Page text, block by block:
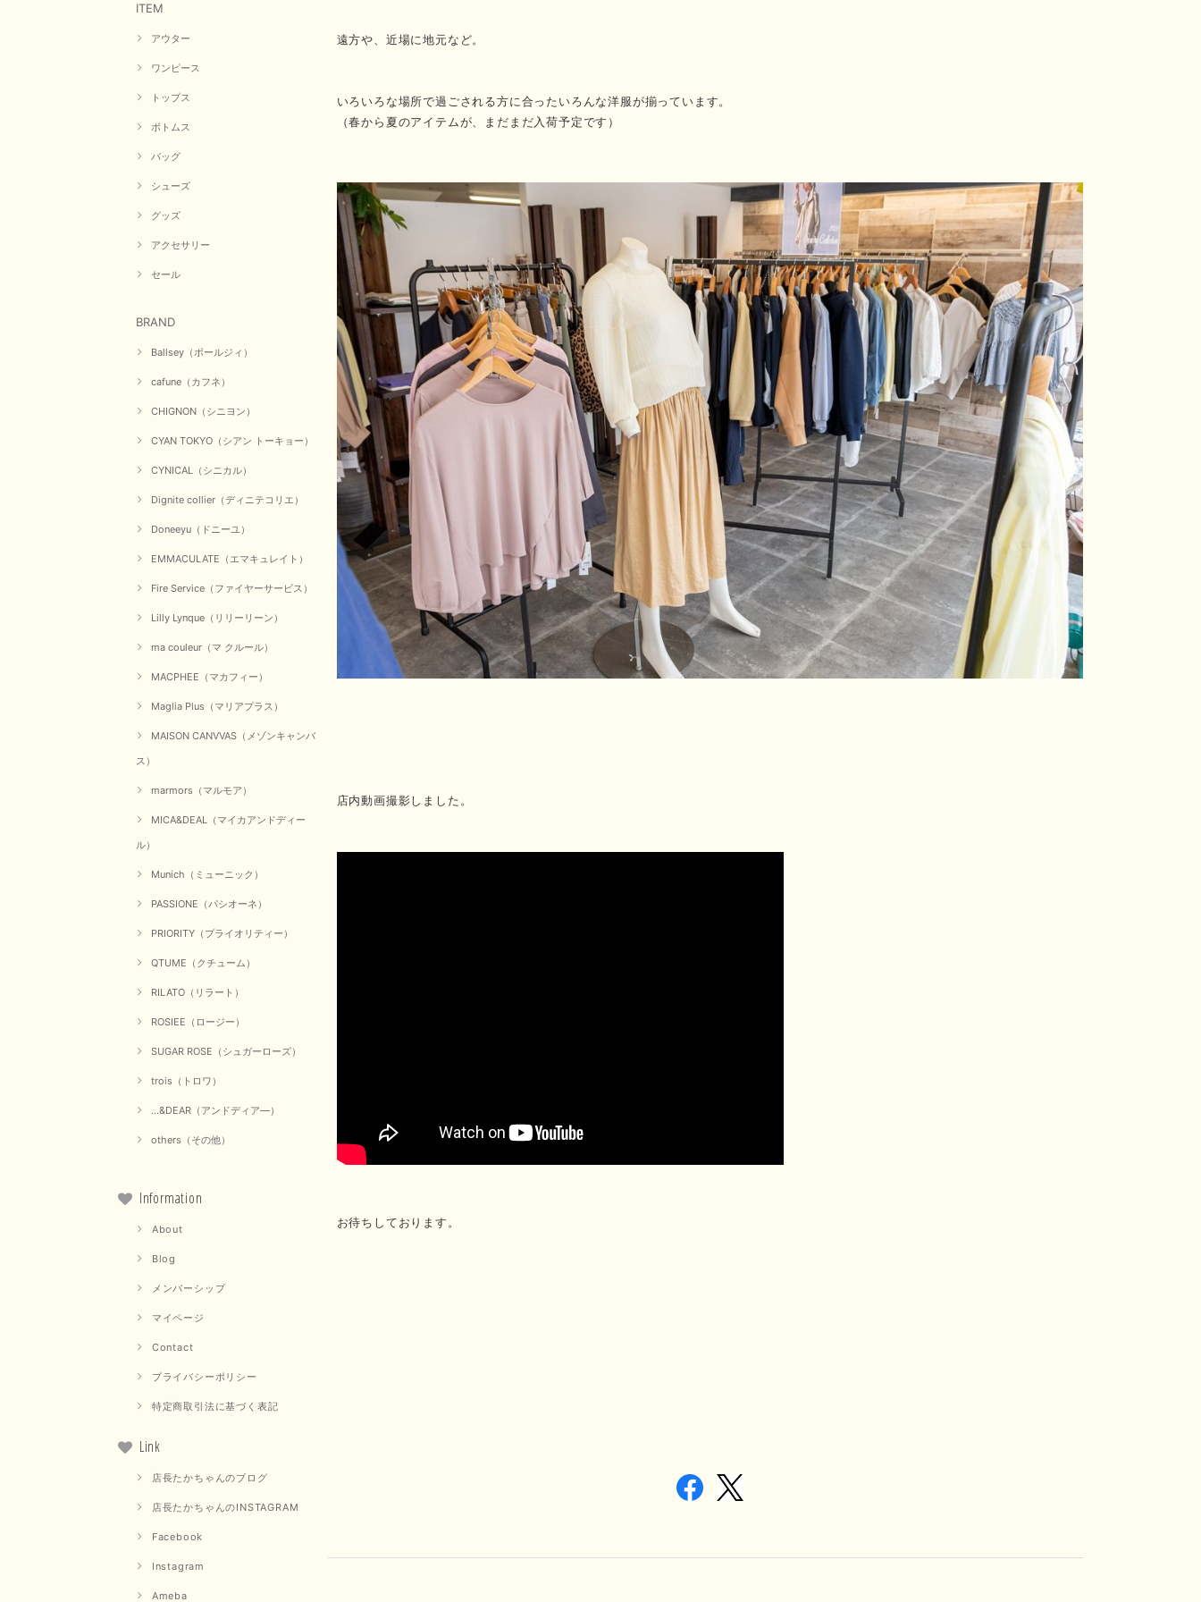
ITEM
アウター
ワンピース
トップス
ボトムス
バッグ
シューズ
グッズ
アクセサリー
セール
BRAND
Ballsey（ボールジィ）
cafune（カフネ）
CHIGNON（シニヨン）
CYAN TOKYO（シアン トーキョー）
CYNICAL（シニカル）
Dignite collier（ディニテコリエ）
Doneeyu（ドニーユ）
EMMACULATE（エマキュレイト）
Fire Service（ファイヤーサービス）
Lilly Lynque（リリーリーン）
ma couleur（マ クルール）
MACPHEE（マカフィー）
Maglia Plus（マリアプラス）
MAISON CANVVAS（メゾンキャンバ
ス）
marmors（マルモア）
MICA&DEAL（マイカアンドディー
ル）
Munich（ミューニック）
PASSIONE（パシオーネ）
PRIORITY（プライオリティー）
QTUME（クチューム）
RILATO（リラート）
ROSIEE（ロージー）
SUGAR ROSE（シュガーローズ）
trois（トロワ）
...&DEAR（アンドディア―）
others（その他）
Information
About
Blog
メンバーシップ
マイページ
Contact
プライバシーポリシー
特定商取引法に基づく表記
Link
店長たかちゃんのブログ
店長たかちゃんのINSTAGRAM
Facebook
Instagram
Ameba
遠方や、近場に地元など。
いろいろな場所で過ごされる方に合ったいろんな洋服が揃っています。
（春から夏のアイテムが、まだまだ入荷予定です）
店内動画撮影しました。
お待ちしております。